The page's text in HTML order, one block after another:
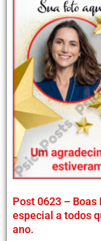
Post 0623 –
especial a todos
ano.